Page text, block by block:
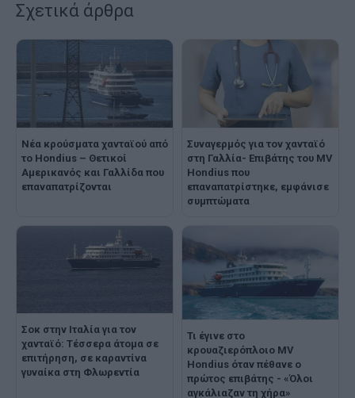
Σχετικά άρθρα
Νέα κρούσματα χανταϊού από
το Hondius – Θετικοί
Αμερικανός και Γαλλίδα που
επαναπατρίζονται
Συναγερμός για τον χανταϊό
στη Γαλλία- Επιβάτης του MV
Hondius που
επαναπατρίστηκε, εμφάνισε
συμπτώματα
Σοκ στην Ιταλία για τον
χανταϊό: Τέσσερα άτομα σε
επιτήρηση, σε καραντίνα
γυναίκα στη Φλωρεντία
Τι έγινε στο
κρουαζιερόπλοιο MV
Hondius όταν πέθανε ο
πρώτος επιβάτης - «Όλοι
αγκάλιαζαν τη χήρα»